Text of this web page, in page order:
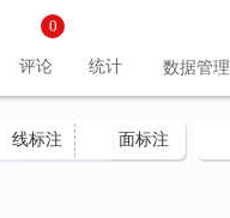
评论
0
统计 数据管理
线标注 面标注